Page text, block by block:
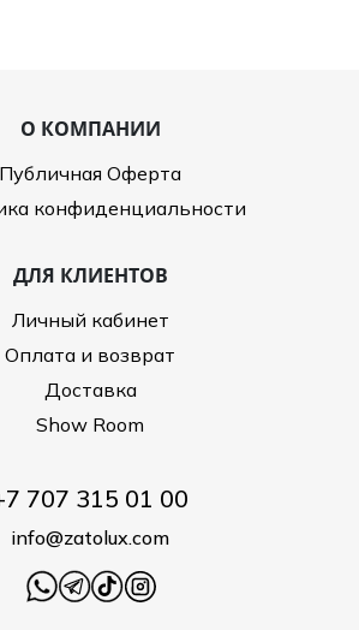
О КОМПАНИИ
Публичная Оферта
конфиденциальности
ДЛЯ КЛИЕНТОВ
Личный кабинет
Оплата и возврат
Доставка
Show Room
707 315 01 00
info@zatolux.com